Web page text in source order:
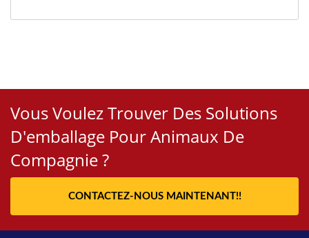
Vous Voulez Trouver Des Solutions
D'emballage Pour Animaux De
Compagnie ?
CONTACTEZ-NOUS MAINTENANT!!